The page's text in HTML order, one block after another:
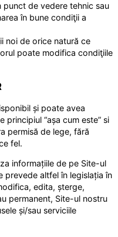
de vedere tehnic sau
în bune condiţii a
noi de orice natură ce
poate modifica condiţiile
și poate avea
“așa cum este” si
permisă de lege, fără
fel.
informațiile de pe Site-ul
prevede altfel în legislația în
edita, șterge,
permanent, Site-ul nostru
și/sau serviciile